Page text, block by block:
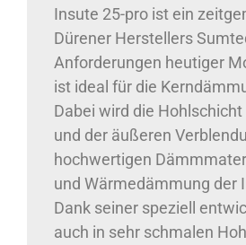
Insute 25-pro ist ein
Dürener Herstellers
Anforderungen heutiger
ist ideal für die
Dabei wird die
und der äußeren
hochwertigen
und Wärmedämmung der
Dank seiner speziell
auch in sehr schmalen